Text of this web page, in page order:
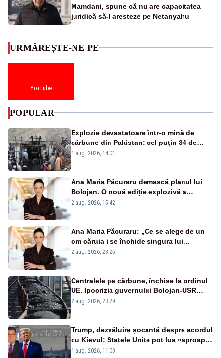
Mamdani, spune că nu are capacitatea
juridică să-l aresteze pe Netanyahu
URMĂREȘTE-NE PE
YouTube
POPULAR
Explozie devastatoare într-o mină de
cărbune din Pakistan: cel puțin 34 de
morți - VIDEO
1 aug. 2026, 14:01
Ana Maria Păcuraru demască planul lui
Bolojan. O nouă ediție explozivă a
emisiunii „Miza Zilei” la Realitatea PLUS
2 aug. 2026, 15:42
Ana Maria Păcuraru: „Ce se alege de un
om căruia i se închide singura lui
portiță?”
2 aug. 2026, 23:25
Centralele pe cărbune, închise la ordinul
UE. Ipocrizia guvernului Bolojan-USR
după starea de alertă
2 aug. 2026, 23:29
Trump, dezvăluire șocantă despre acordul
cu Kievul: Statele Unite pot lua «aproape
tot ce vor» din minele Ucrainei”
1 aug. 2026, 11:09